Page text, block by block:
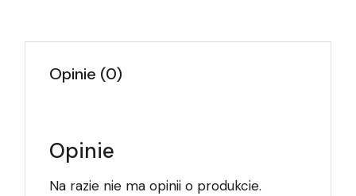
Opinie (0)
Opinie
Na razie nie ma opinii o produkcie.